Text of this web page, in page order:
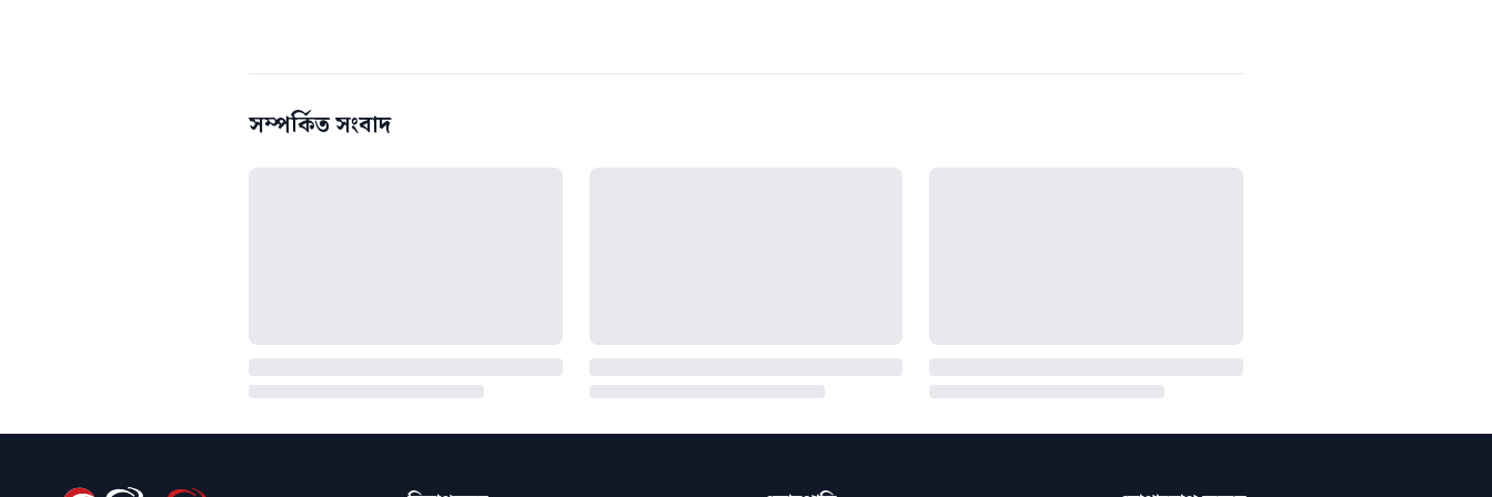
সম্পর্কিত সংবাদ